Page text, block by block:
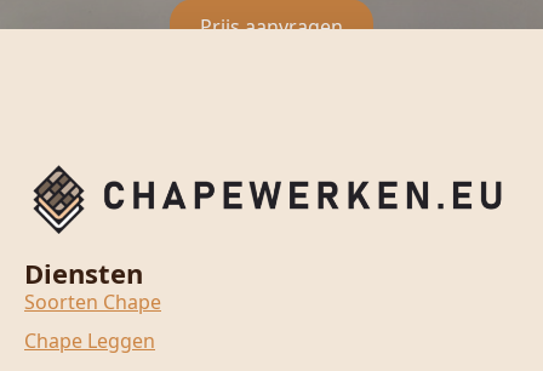
Prijs aanvragen
Diensten
Soorten Chape
Chape Leggen